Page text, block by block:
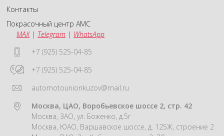
Контакты
Покрасочный центр АМС
MAX| Telegram | WhatsApp
+7 (925) 525-04-85
+7 (925) 525-04-85
automotounionkuzov@mail.ru
Москва, ЦАО, Воробьевское шоссе 2, стр. 42
Москва, ЗАО, ул. Боженко, д.5г
Москва, ЮАО, Варшавское шоссе, д. 125Ж, строение 2